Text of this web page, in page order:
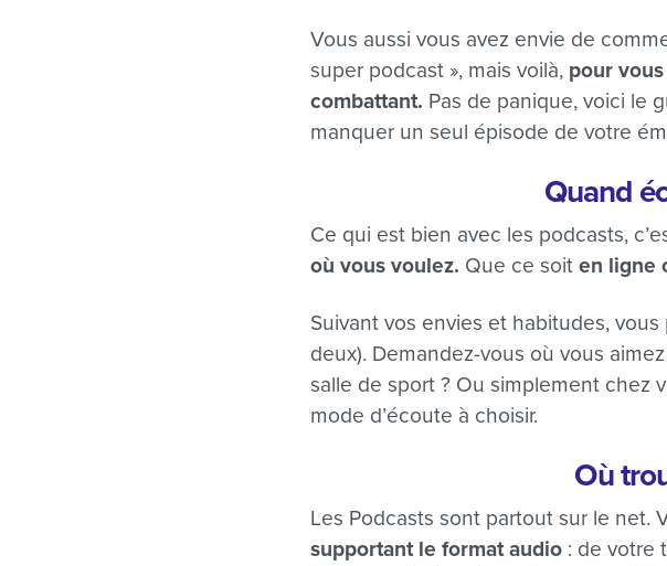
Vous aussi vous avez envie de
super podcast », mais voilà, pour
combattant. Pas de panique, voici le
manquer un seul épisode de votre
Quand
Ce qui est bien avec les podcasts,
où vous voulez. Que ce soiten ligne
Suivant vos envies et habitudes,
deux). Demandez-vous où vous
salle de sport ? Ou simplement chez
mode d’écoute à choisir.
Où
Les Podcasts sont partout sur le net.
supportant le format audio : de votre